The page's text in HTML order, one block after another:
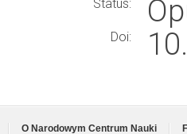
Status:
Doi:
O Narodowym Centrum Nauki